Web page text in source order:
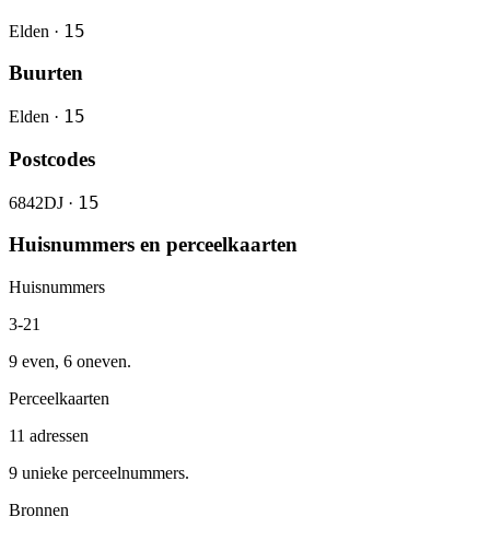
Elden · 15
Buurten
Elden · 15
Postcodes
6842DJ · 15
Huisnummers en perceelkaarten
Huisnummers
3-21
9 even, 6 oneven.
Perceelkaarten
11 adressen
9 unieke perceelnummers.
Bronnen